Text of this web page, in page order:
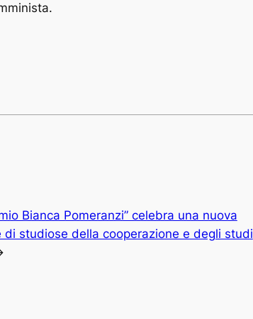
Bianca Pomeranzi” celebra una nuova
di studiose della cooperazione e degli studi